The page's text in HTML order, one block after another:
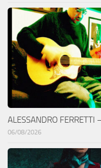
ALESSANDRO
06/08/2026